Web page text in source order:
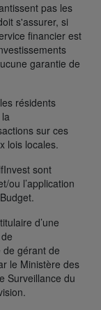
pas les
s'assurer, si
financier est
garantie de
résidents
sur ces
lois locales.
sont
ou l’application
d’une
de gérant de
le Ministère des
Surveillance du